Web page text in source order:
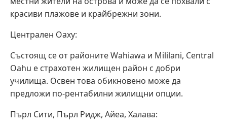
красиви плажове и крайбрежни зони.
Централен Оаху:
Състоящ се от районите Wahiawa и Mililani, Central
Oahu е страхотен жилищен район с добри
училища. Освен това обикновено може да
предложи по-рентабилни жилищни опции.
Пърл Сити, Пърл Ридж, Айеа, Халава: